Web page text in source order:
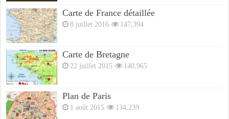
Carte de France détaillée
8 juillet 2016 147,394
Carte de Bretagne
22 juillet 2015 140,965
Plan de Paris
1 août 2015 134,239